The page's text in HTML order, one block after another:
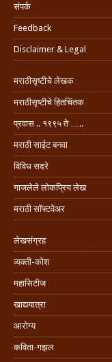
संपर्क
Feedback
Disclaimer & Legal
मराठीसृष्टीचे लेखक
मराठीसृष्टीचे हितचिंतक
प्रवास .. १९९५ ते …..
मराठी साईट बनवा
विविध सदरे
गाजलेले लोकप्रिय लेख
मराठी सॉफ्टवेअर
लेखसंग्रह
व्यक्ती-कोश
महासिटीज
खाद्ययात्रा
आरोग्य
कविता-गझल